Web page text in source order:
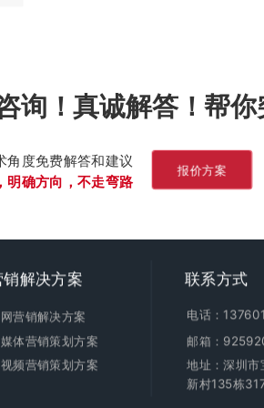
询！真诚解答！帮你
角度免费解答和建议
明确方向，不走弯路
报价方案
销解决方案
营销解决方案
体营销策划方案
频营销策划方案
联系方式
电话：
邮箱：
地址：深圳
新村135栋